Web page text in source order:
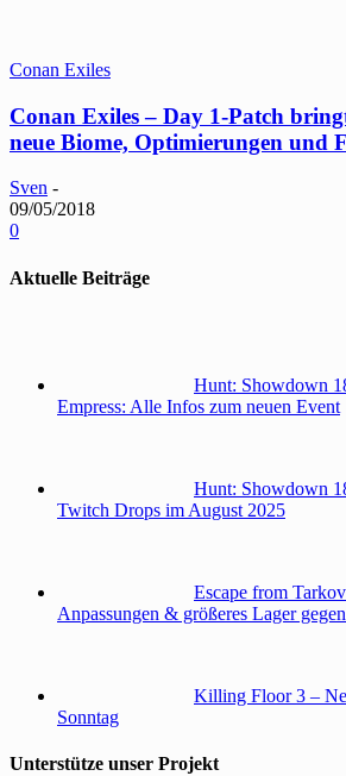
Conan Exiles
Conan Exiles – Day 1-Patch
neue Biome, Optimierungen und
Sven -
09/05/2018
0
Aktuelle Beiträge
Hunt: Showdown
Empress: Alle Infos zum neuen Event
Hunt: Showdown
Twitch Drops im August 2025
Escape from
Anpassungen & größeres Lager
Killing Floor 3 –
Sonntag
Unterstütze unser Projekt